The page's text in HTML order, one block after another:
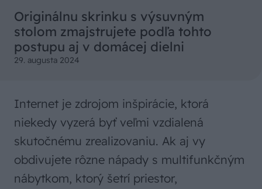
Originálnu skrinku s výsuvným
stolom zmajstrujete podľa tohto
postupu aj v domácej dielni
29. augusta 2024
Internet je zdrojom inšpirácie, ktorá
niekedy vyzerá byť veľmi vzdialená
skutočnému zrealizovaniu. Ak aj vy
obdivujete rôzne nápady s multifunkčným
nábytkom, ktorý šetrí priestor,